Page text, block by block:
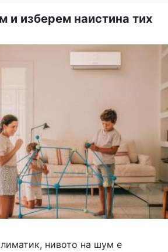
и изберем наистина тих
нивото на шум е